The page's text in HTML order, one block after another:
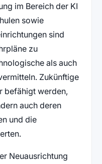
im Bereich der KI
sowie
sind
zu
als auch
Zukünftige
befähigt werden,
auch deren
und die
Neuausrichtung